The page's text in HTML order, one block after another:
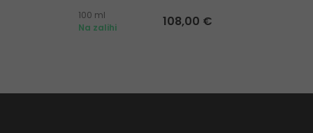
100 ml
Na zalihi
108,00 €